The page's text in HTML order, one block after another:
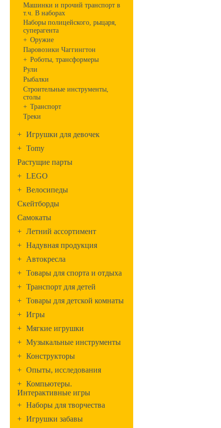
Машинки и прочий транспорт в
т.ч. В наборах
Наборы полицейского, рыцаря,
суперагента
+ Оружие
Паровозики Чаггингтон
+ Роботы, трансформеры
Рули
Рыбалки
Строительные инструменты,
столы
+ Транспорт
Треки
+ Игрушки для девочек
+ Tomy
Растущие парты
+ LEGO
+ Велосипеды
Скейтборды
Самокаты
+ Летний ассортимент
+ Надувная продукция
+ Автокресла
+ Товары для спорта и отдыха
+ Транспорт для детей
+ Товары для детской комнаты
+ Игры
+ Мягкие игрушки
+ Музыкальные инструменты
+ Конструкторы
+ Опыты, исследования
+ Компьютеры.
Интерактивные игры
+ Наборы для творчества
+ Игрушки забавы